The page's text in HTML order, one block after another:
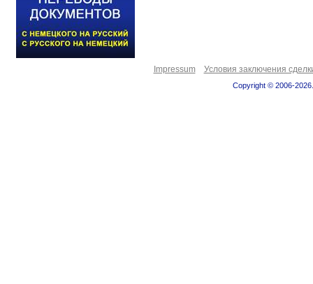
Impressum Условия заключения
Copyright © 2006-